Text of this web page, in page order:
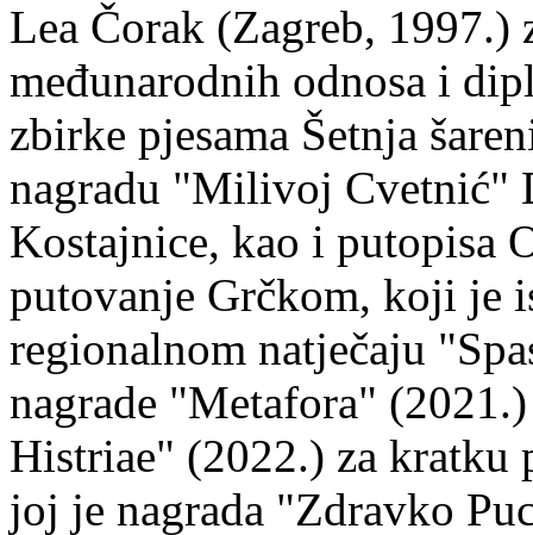
Lea Čorak (Zagreb,
međunarodnih odnosa i
zbirke pjesama Šetnja
nagradu "Milivoj Cvetnić"
Kostajnice, kao i putopisa
putovanje Grčkom, koji je
regionalnom natječaju
nagrade "Metafora"
Histriae" (2022.) za kratku
joj je nagrada "Zdravko